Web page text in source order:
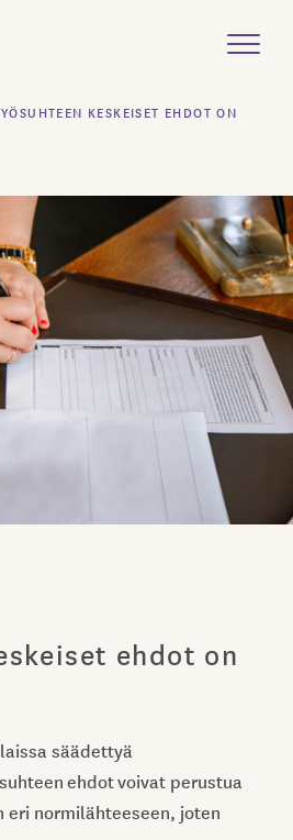
KESKEISET EHDOT ON
ehdot on
säädettyä
ehdot voivat perustua
eri normilähteeseen, joten